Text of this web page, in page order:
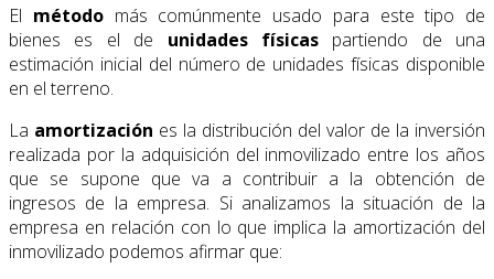
El métodomás comúnmente usado para este tipo de
bienes es el de unidades físicaspartiendo de una
estimación inicial del número de unidades físicas disponible
en el terreno.
La amortización es la distribución del valor de la inversión
realizada por la adquisición del inmovilizado entre los años
que se supone que va a contribuir a la obtención de
ingresos de la empresa. Si analizamos la situación de la
empresa en relación con lo que implica la amortización del
inmovilizado podemos afirmar que: